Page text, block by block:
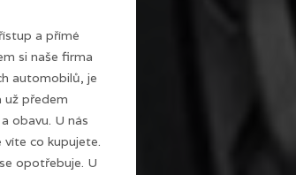
a přímé
si naše firma
automobilů, je
už předem
obavu. U nás
co kupujete.
opotřebuje. U